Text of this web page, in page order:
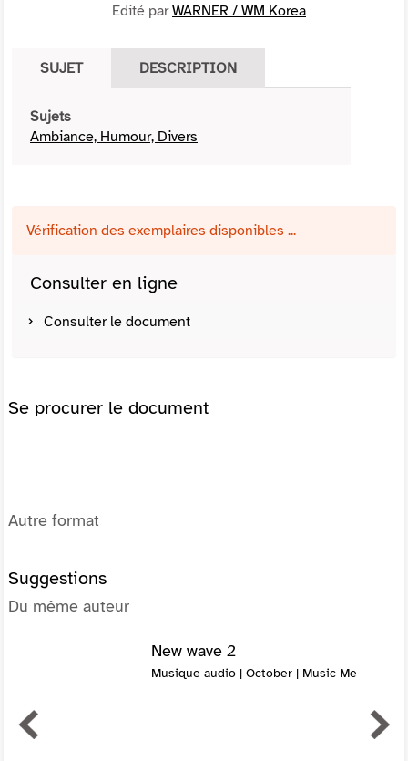
Edité parWARNER / WM Korea
SUJET DESCRIPTION
Sujets
Ambiance, Humour, Divers
Vérification des exemplaires disponibles ...
Consulter en ligne
Consulter le document
Se procurer le document
Autre format
Suggestions
Du même auteur
New wave 2
Musique audio | October | Music Me